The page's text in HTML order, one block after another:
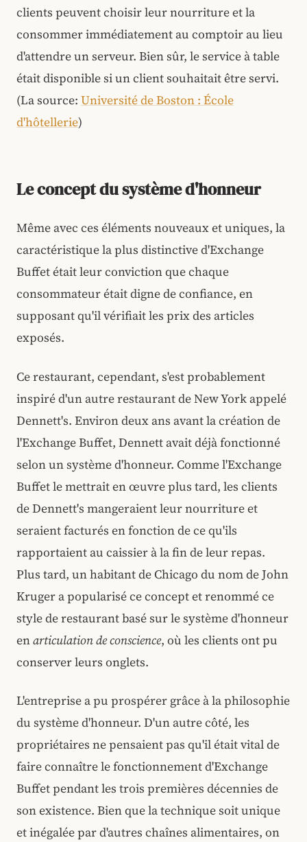
clients peuvent choisir leur nourriture et la
consommer immédiatement au comptoir au lieu
d'attendre un serveur. Bien sûr, le service à table
était disponible si un client souhaitait être servi.
(La source: Université de Boston : École
d'hôtellerie)
Le concept du système d'honneur
Même avec ces éléments nouveaux et uniques, la
caractéristique la plus distinctive d'Exchange
Buffet était leur conviction que chaque
consommateur était digne de confiance, en
supposant qu'il vérifiait les prix des articles
exposés.
Ce restaurant, cependant, s'est probablement
inspiré d'un autre restaurant de New York appelé
Dennett's. Environ deux ans avant la création de
l'Exchange Buffet, Dennett avait déjà fonctionné
selon un système d'honneur. Comme l'Exchange
Buffet le mettrait en œuvre plus tard, les clients
de Dennett's mangeraient leur nourriture et
seraient facturés en fonction de ce qu'ils
rapportaient au caissier à la fin de leur repas.
Plus tard, un habitant de Chicago du nom de John
Kruger a popularisé ce concept et renommé ce
style de restaurant basé sur le système d'honneur
enarticulation de conscience, où les clients ont pu
conserver leurs onglets.
L'entreprise a pu prospérer grâce à la philosophie
du système d'honneur. D'un autre côté, les
propriétaires ne pensaient pas qu'il était vital de
faire connaître le fonctionnement d'Exchange
Buffet pendant les trois premières décennies de
son existence. Bien que la technique soit unique
et inégalée par d'autres chaînes alimentaires, on